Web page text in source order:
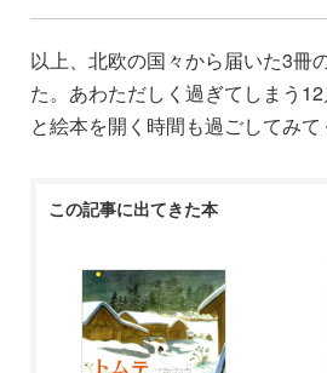
以上、北欧の国々から届いた3冊
た。あわただしく過ぎてしまう
と絵本を開く時間も過ごしてみ
この記事に出てきた本